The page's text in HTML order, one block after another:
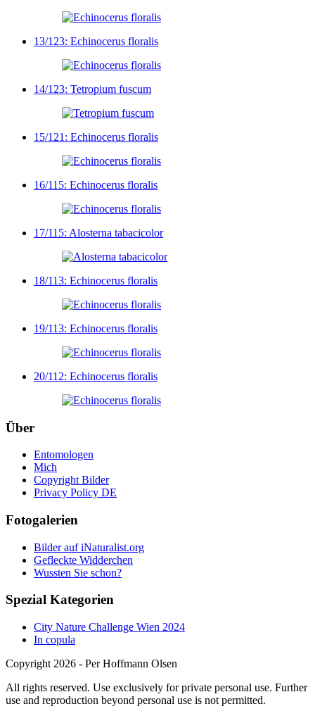
13/123: Echinocerus floralis
14/123: Tetropium fuscum
15/121: Echinocerus floralis
16/115: Echinocerus floralis
17/115: Alosterna tabacicolor
18/113: Echinocerus floralis
19/113: Echinocerus floralis
20/112: Echinocerus floralis
Über
Entomologen
Mich
Copyright Bilder
Privacy Policy DE
Fotogalerien
Bilder auf iNaturalist.org
Gefleckte Widderchen
Wussten Sie schon?
Spezial Kategorien
City Nature Challenge Wien 2024
In copula
Copyright 2026 - Per Hoffmann Olsen
All rights reserved. Use exclusively for private personal use. Further
use and reproduction beyond personal use is not permitted.